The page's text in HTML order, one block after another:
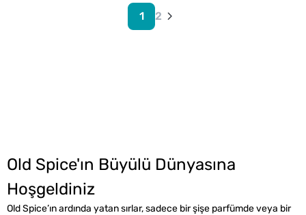
1 2
Old Spice'ın Büyülü Dünyasına
Hoşgeldiniz
Old Spice’ın ardında yatan sırlar, sadece bir şişe parfümde veya bir